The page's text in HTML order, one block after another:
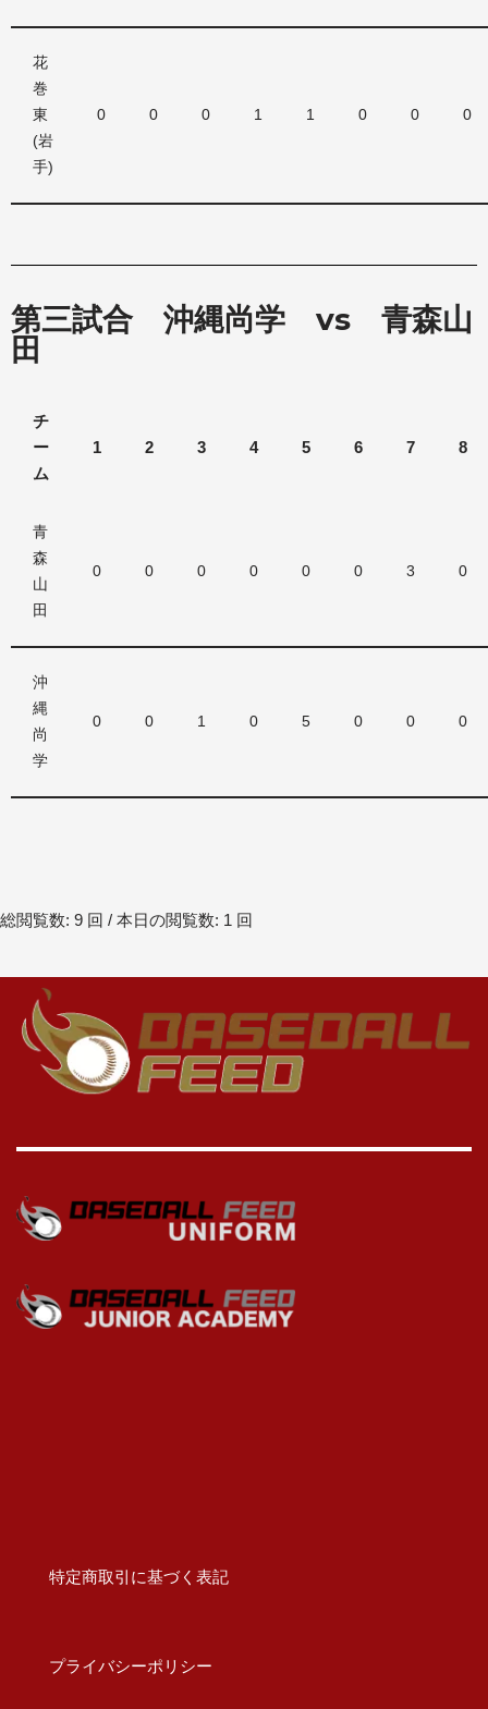
花
巻
東
(岩
手)
0 0 0 1 1 0 0 0
第三試合 沖縄尚学 vs 青森山
田
チ
ー
ム
1 2 3 4 5 6 7 8
青
森
山
田
0 0 0 0 0 0 3 0
沖
縄
尚
学
0 0 1 0 5 0 0 0
総閲覧数: 9 回 / 本日の閲覧数: 1 回
特定商取引に基づく表記
プライバシーポリシー